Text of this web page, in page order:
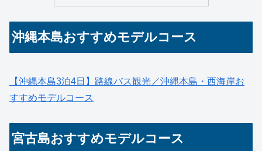
沖縄本島おすすめモデルコース
【沖縄本島3泊4日】路線バス観光／沖縄本島・西海岸お
すすめモデルコース
宮古島おすすめモデルコース